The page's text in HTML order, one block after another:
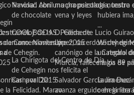
Innova’. Abril
de la
de Comerciantes y
de Cehegín.
por Día
la Felicidad. Marzo
Navidad con una propuesta
de chocolate
COOL BODAS. Pedida de
mano. Noviembre 2015
La Chirigota del Centro de Día
de Cehegín nos felicita el
Carnaval 2015
mucha psicología, teatro
vena y leyes
D. Clemente Lucio Guirao
López, sacerdote
canónigo de la Catedral
Murcia, fallece a los 89
Salvador García Jiménez
avanza erguido en la
de nuestra
hubiera
...
Wichy de
un regalo
magia de
Laura
ceheginera